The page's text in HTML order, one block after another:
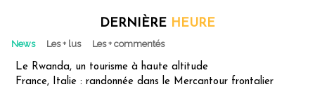
DERNIÈRE HEURE
News Les + lus Les + commentés
Le Rwanda, un tourisme à haute altitude
France, Italie : randonnée dans le Mercantour frontalier